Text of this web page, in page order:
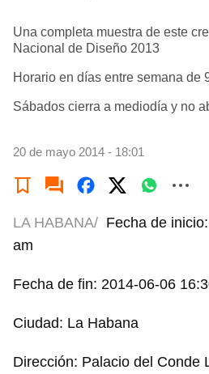
Una completa muestra de este
Nacional de Diseño 2013
Horario en días entre semana de
Sábados cierra a mediodía y no
20 de mayo 2014 - 18:01
LA HABANA/ Fecha de
am
Fecha de fin: 2014-06-06
Ciudad: La Habana
Dirección: Palacio del Conde